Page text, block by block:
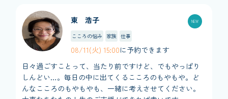
東 浩子
こころの悩み 家族 仕事
08/11(火) 15:00に予約できます
日々過ごすことって、当たり前ですけど、でもやっぱり
しんどい…。毎日の中に出てくるこころのもやもや。ど
んなこころのもやもやも、一緒に考えさせてください。